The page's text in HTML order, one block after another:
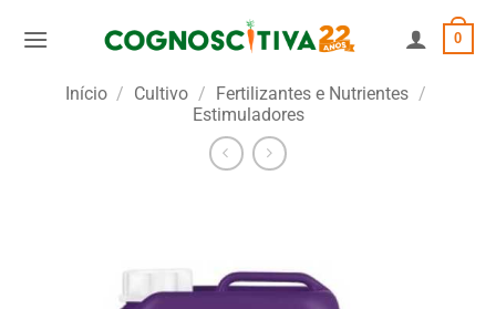
0
Início / Cultivo / Fertilizantes e Nutrientes /
Estimuladores